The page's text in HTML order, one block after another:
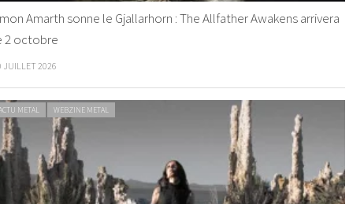
Amarth sonne le Gjallarhorn : The Allfather Awakens arrivera
2 octobre
JUILLET 2026
METAL WEBZINE METAL